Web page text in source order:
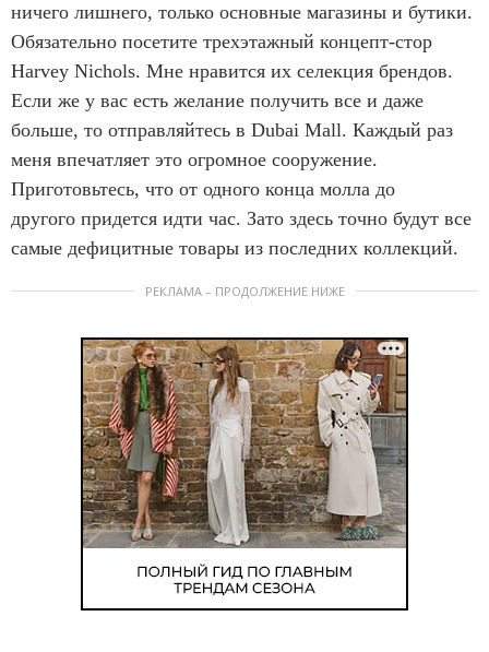
1
o
f
8
ничего лишнего, только основные магазины и бутики.
Обязательно посетите трехэтажный концепт-стор
Harvey Nichols. Мне нравится их селекция брендов.
Если же у вас есть желание получить все и даже
больше, то отправляйтесь в Dubai Mall. Каждый раз
меня впечатляет это огромное сооружение.
Приготовьтесь, что от одного конца молла до
другого придется идти час. Зато здесь точно будут все
самые дефицитные товары из последних коллекций.
РЕКЛАМА – ПРОДОЛЖЕНИЕ НИЖЕ